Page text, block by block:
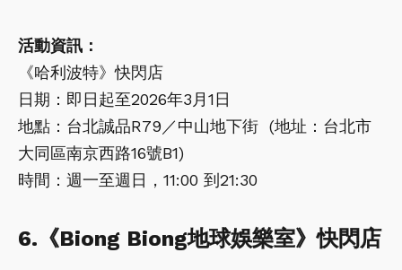
活動資訊：
《哈利波特》快閃店
日期：即日起至2026年3月1日
地點：台北誠品R79／中山地下街 (地址：台北市
大同區南京西路16號B1)
時間：週一至週日，11:00 到21:30
6.《Biong Biong地球娛樂室》快閃店